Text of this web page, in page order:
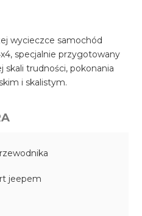
wycieczce samochód
specjalnie przygotowany
skali trudności, pokonania
i skalistym.
jeepem